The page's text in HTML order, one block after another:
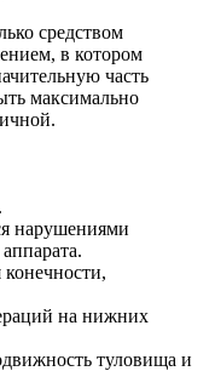
средством
в котором
часть
максимально
нарушениями
на нижних
туловища и